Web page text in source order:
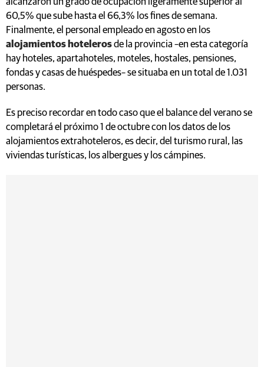
60,5% que sube hasta el 66,3% los fines de semana.
Finalmente, el personal empleado en agosto en los
alojamientos hotelerosde la provincia –en esta categoría
hay hoteles, apartahoteles, moteles, hostales, pensiones,
fondas y casas de huéspedes– se situaba en un total de 1.031
personas.
Es preciso recordar en todo caso que el balance del verano se
completará el próximo 1 de octubre con los datos de los
alojamientos extrahoteleros, es decir, del turismo rural, las
viviendas turísticas, los albergues y los cámpines.